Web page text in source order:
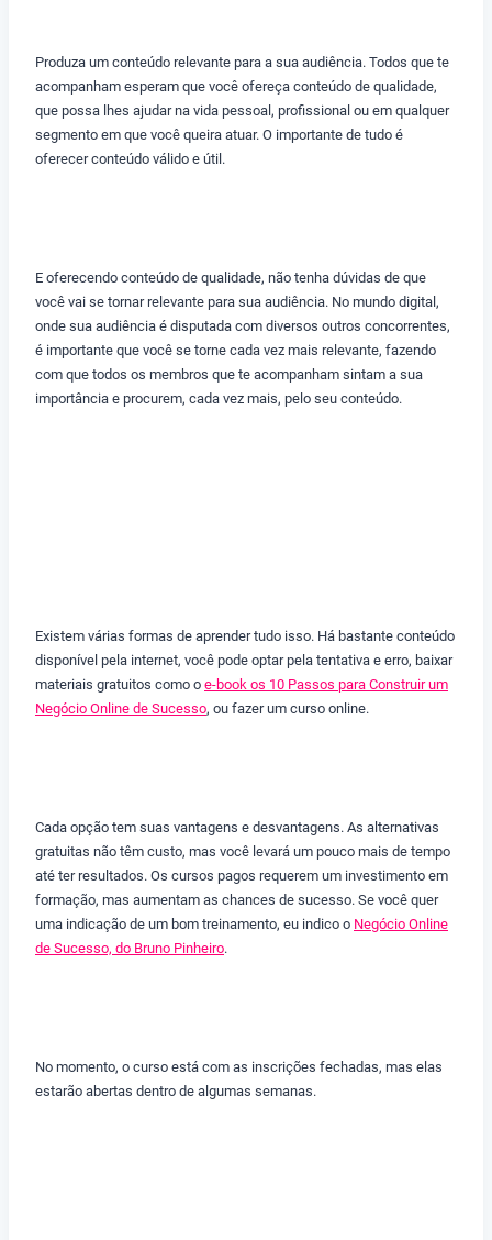
Produza um conteúdo relevante para a sua audiência. Todos que te
acompanham esperam que você ofereça conteúdo de qualidade,
que possa lhes ajudar na vida pessoal, profissional ou em qualquer
segmento em que você queira atuar. O importante de tudo é
oferecer conteúdo válido e útil.
E oferecendo conteúdo de qualidade, não tenha dúvidas de que
você vai se tornar relevante para sua audiência. No mundo digital,
onde sua audiência é disputada com diversos outros concorrentes,
é importante que você se torne cada vez mais relevante, fazendo
com que todos os membros que te acompanham sintam a sua
importância e procurem, cada vez mais, pelo seu conteúdo.
Existem várias formas de aprender tudo isso. Há bastante conteúdo
disponível pela internet, você pode optar pela tentativa e erro, baixar
materiais gratuitos como o e-book os 10 Passos para Construir um
Negócio Online de Sucesso, ou fazer um curso online.
Cada opção tem suas vantagens e desvantagens. As alternativas
gratuitas não têm custo, mas você levará um pouco mais de tempo
até ter resultados. Os cursos pagos requerem um investimento em
formação, mas aumentam as chances de sucesso. Se você quer
uma indicação de um bom treinamento, eu indico o Negócio Online
de Sucesso, do Bruno Pinheiro.
No momento, o curso está com as inscrições fechadas, mas elas
estarão abertas dentro de algumas semanas.